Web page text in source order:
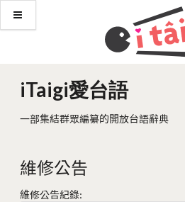
iTaigi愛台語
一部集結群眾編纂的開放台語辭典
維修公告
維修公告紀錄: